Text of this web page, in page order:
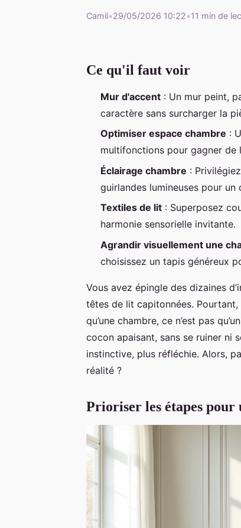
Camil•29/05/2026 10:22•11 min de
Ce qu'il faut voir
Mur d'accent : Un mur peint,
caractère sans surcharger la
Optimiser espace chambre :
multifonctions pour gagner de
Éclairage chambre :
guirlandes lumineuses pour
Textiles de lit : Superposez
harmonie sensorielle invitante.
Agrandir visuellement une
choisissez un tapis généreux
Vous avez épingle des dizaines
têtes de lit capitonnées.
qu’une chambre, ce n’est pas
cocon apaisant, sans se ruiner ni
instinctive, plus réfléchie. Alors,
réalité ?
Prioriser les étapes pour